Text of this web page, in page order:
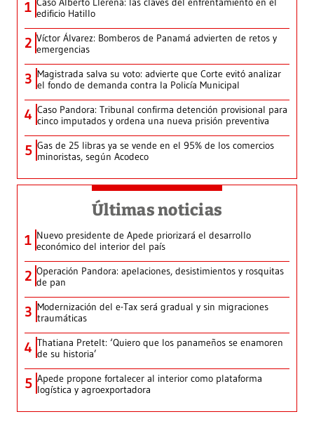
1 edificio Hatillo
2 Víctor Álvarez: Bomberos de Panamá advierten de retos y
emergencias
3 Magistrada salva su voto: advierte que Corte evitó analizar
el fondo de demanda contra la Policía Municipal
4 Caso Pandora: Tribunal confirma detención provisional para
cinco imputados y ordena una nueva prisión preventiva
5 Gas de 25 libras ya se vende en el 95% de los comercios
minoristas, según Acodeco
Últimas noticias
1 Nuevo presidente de Apede priorizará el desarrollo
económico del interior del país
2 Operación Pandora: apelaciones, desistimientos y rosquitas
de pan
3 Modernización del e-Tax será gradual y sin migraciones
traumáticas
4 Thatiana Pretelt: ‘Quiero que los panameños se enamoren
de su historia’
5 Apede propone fortalecer al interior como plataforma
logística y agroexportadora